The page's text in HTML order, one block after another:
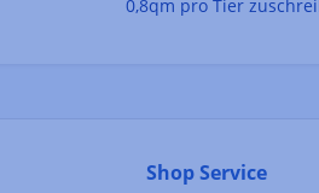
0,8qm pro Tier
Shop Service